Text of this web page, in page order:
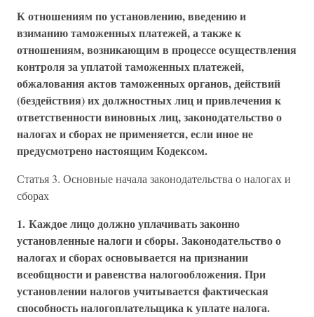
К отношениям по установлению, введению и
взиманию таможенных платежей, а также к
отношениям, возникающим в процессе осуществления
контроля за уплатой таможенных платежей,
обжалования актов таможенных органов, действий
(бездействия) их должностных лиц и привлечения к
ответственности виновных лиц, законодательство о
налогах и сборах не применяется, если иное не
предусмотрено настоящим Кодексом.
Статья 3. Основные начала законодательства о налогах и
сборах
1. Каждое лицо должно уплачивать законно
установленные налоги и сборы. Законодательство о
налогах и сборах основывается на признании
всеобщности и равенства налогообложения. При
установлении налогов учитывается фактическая
способность налогоплательщика к уплате налога.